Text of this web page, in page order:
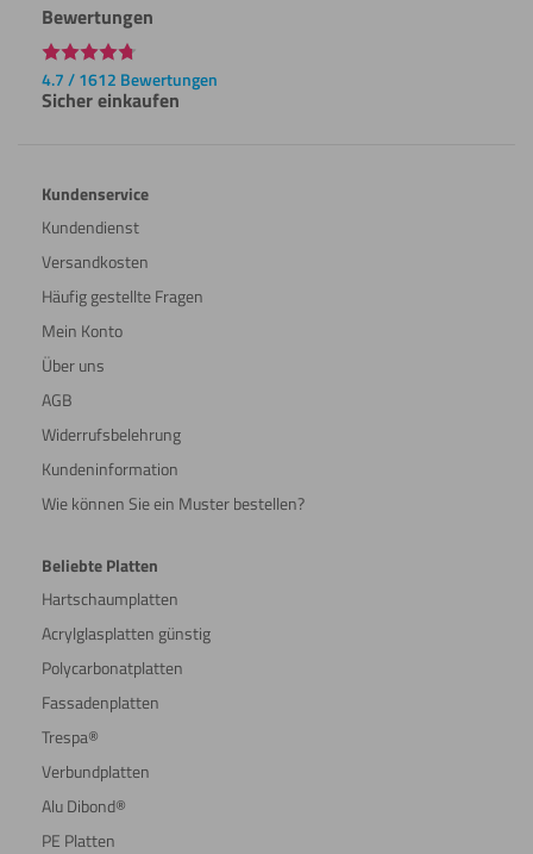
Bewertungen
4.7 / 1612 Bewertungen
Sicher einkaufen
Kundenservice
Kundendienst
Versandkosten
Häufig gestellte Fragen
Mein Konto
Über uns
AGB
Widerrufsbelehrung
Kundeninformation
Wie können Sie ein Muster bestellen?
Beliebte Platten
Hartschaumplatten
Acrylglasplatten günstig
Polycarbonatplatten
Fassadenplatten
Trespa®
Verbundplatten
Alu Dibond®
PE Platten